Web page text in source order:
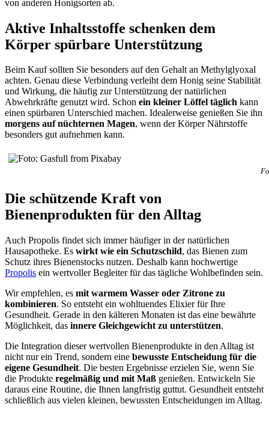
von anderen Honigsorten ab.
Aktive Inhaltsstoffe schenken dem
Körper spürbare Unterstützung
Beim Kauf sollten Sie besonders auf den Gehalt an Methylglyoxal
achten. Genau diese Verbindung verleiht dem Honig seine Stabilität
und Wirkung, die häufig zur Unterstützung der natürlichen
Abwehrkräfte genutzt wird. Schon ein kleiner Löffel täglich kann
einen spürbaren Unterschied machen. Idealerweise genießen Sie ihn
morgens auf nüchternen Magen, wenn der Körper Nährstoffe
besonders gut aufnehmen kann.
Die schützende Kraft von
Bienenprodukten für den Alltag
Auch Propolis findet sich immer häufiger in der natürlichen
Hausapotheke. Es wirkt wie ein Schutzschild, das Bienen zum
Schutz ihres Bienenstocks nutzen. Deshalb kann hochwertige
Propolis ein wertvoller Begleiter für das tägliche Wohlbefinden sein.
Wir empfehlen, es mit warmem Wasser oder Zitrone zu
kombinieren. So entsteht ein wohltuendes Elixier für Ihre
Gesundheit. Gerade in den kälteren Monaten ist das eine bewährte
Möglichkeit, das innere Gleichgewicht zu unterstützen.
Die Integration dieser wertvollen Bienenprodukte in den Alltag ist
nicht nur ein Trend, sondern eine bewusste Entscheidung für die
eigene Gesundheit. Die besten Ergebnisse erzielen Sie, wenn Sie
die Produkte regelmäßig und mit Maß genießen. Entwickeln Sie
daraus eine Routine, die Ihnen langfristig guttut. Gesundheit entsteht
schließlich aus vielen kleinen, bewussten Entscheidungen im Alltag.